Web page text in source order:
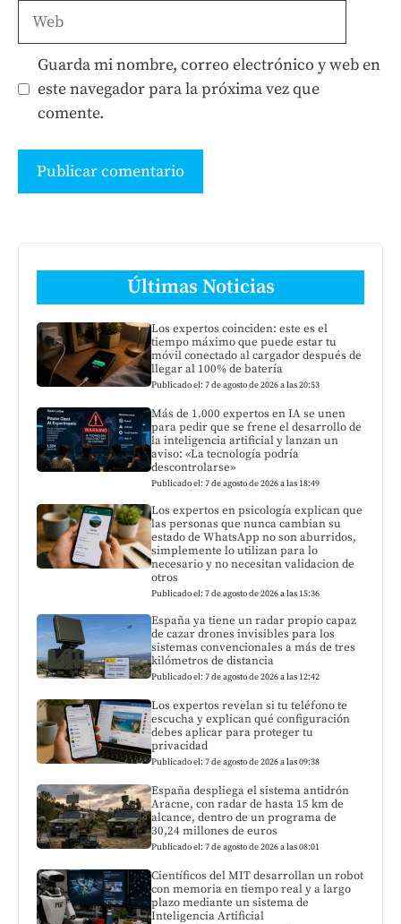
Web
Guarda mi nombre, correo electrónico y web en
este navegador para la próxima vez que
comente.
Últimas Noticias
Los expertos coinciden: este es el
tiempo máximo que puede estar tu
móvil conectado al cargador después de
llegar al 100% de batería
Publicado el: 7 de agosto de 2026 a las 20:53
Más de 1.000 expertos en IA se unen
para pedir que se frene el desarrollo de
la inteligencia artificial y lanzan un
aviso: «La tecnología podría
descontrolarse»
Publicado el: 7 de agosto de 2026 a las 18:49
Los expertos en psicología explican que
las personas que nunca cambian su
estado de WhatsApp no son aburridos,
simplemente lo utilizan para lo
necesario y no necesitan validacion de
otros
Publicado el: 7 de agosto de 2026 a las 15:36
España ya tiene un radar propio capaz
de cazar drones invisibles para los
sistemas convencionales a más de tres
kilómetros de distancia
Publicado el: 7 de agosto de 2026 a las 12:42
Los expertos revelan si tu teléfono te
escucha y explican qué configuración
debes aplicar para proteger tu
privacidad
Publicado el: 7 de agosto de 2026 a las 09:38
España despliega el sistema antidrón
Aracne, con radar de hasta 15 km de
alcance, dentro de un programa de
30,24 millones de euros
Publicado el: 7 de agosto de 2026 a las 08:01
Científicos del MIT desarrollan un robot
con memoria en tiempo real y a largo
plazo mediante un sistema de
Inteligencia Artificial